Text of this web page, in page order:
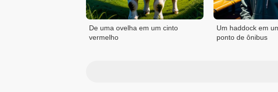
De uma ovelha em um cinto
vermelho
Um haddock em
ponto de ônibus